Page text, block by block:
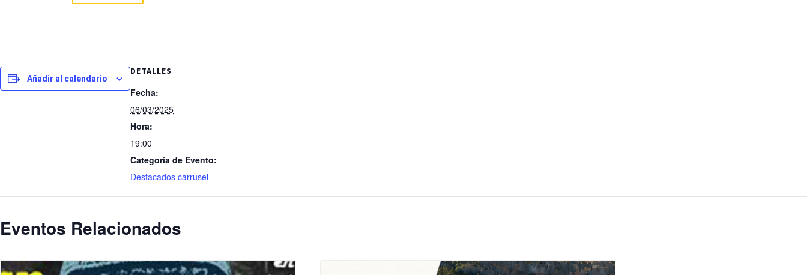
Añadir al calendario
DETALLES
Fecha:
06/03/2025
Hora:
19:00
Categoría de Evento:
Destacados carrusel
Eventos Relacionados